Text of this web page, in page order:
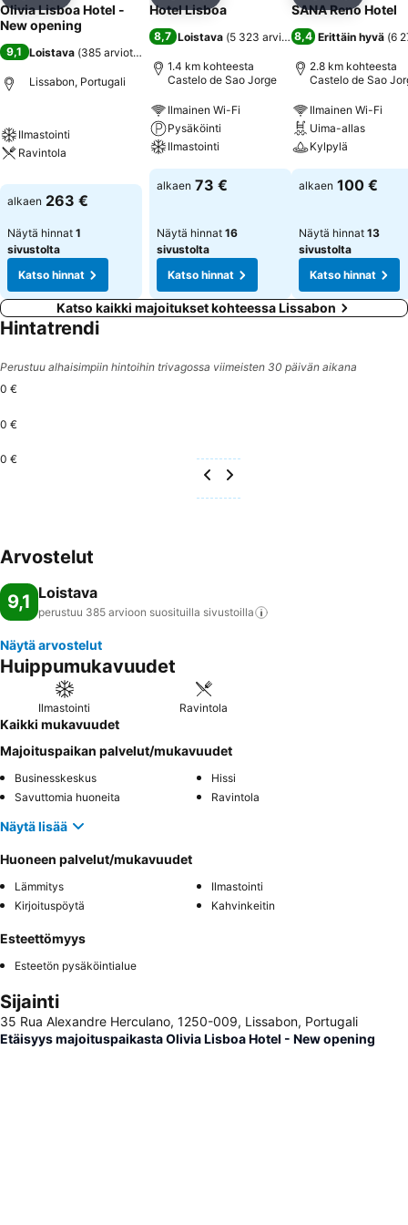
Olivia Lisboa Hotel -
New opening
9,1 Loistava (385 arviota)
Lissabon, Portugali
Ilmastointi
Ravintola
alkaen 263 €
Näytä hinnat 1
sivustolta
Katso hinnat
Hotel Lisboa
8,7 Loistava (5 323 arviota)
1.4 km kohteesta
Castelo de Sao Jorge
Ilmainen Wi-Fi
Pysäköinti
Ilmastointi
alkaen 73 €
Näytä hinnat 16
sivustolta
Katso hinnat
SANA Reno Hotel
8,4 Erittäin hyvä (6
2.8 km kohteesta
Castelo de Sao
Ilmainen Wi-Fi
Uima-allas
Kylpylä
alkaen 100 €
Näytä hinnat 13
sivustolta
Katso hinnat
Katso kaikki majoitukset kohteessa Lissabon
Hintatrendi
Perustuu alhaisimpiin hintoihin trivagossa viimeisten 30 päivän aikana
0 €
0 €
0 €
Arvostelut
9,1 Loistava
perustuu 385 arvioon suosituilla sivustoilla
Näytä arvostelut
Huippumukavuudet
Ilmastointi Ravintola
Kaikki mukavuudet
Majoituspaikan palvelut/mukavuudet
Businesskeskus
Hissi
Savuttomia huoneita
Ravintola
Näytä lisää
Huoneen palvelut/mukavuudet
Lämmitys
Ilmastointi
Kirjoituspöytä
Kahvinkeitin
Esteettömyys
Esteetön pysäköintialue
Sijainti
35 Rua Alexandre Herculano, 1250-009, Lissabon, Portugali
Etäisyys majoituspaikasta Olivia Lisboa Hotel - New opening